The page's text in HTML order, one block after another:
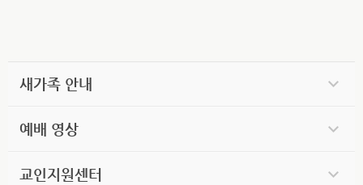
새가족 안내
예배 영상
교인지원센터